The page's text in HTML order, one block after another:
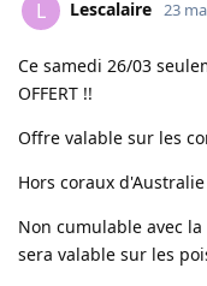
L Lescalaire 23
Ce samedi 26/03
OFFERT !!
Offre valable sur les
Hors coraux d'Australie
Non cumulable avec
sera valable sur les